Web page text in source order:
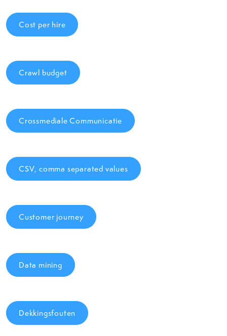
Cost per hire
Crawl budget
Crossmediale Communicatie
CSV, comma separated values
Customer journey
Data mining
Dekkingsfouten